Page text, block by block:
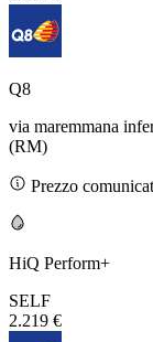
Q8
via maremmana
(RM)
Prezzo
HiQ Perform+
SELF
2.219 €